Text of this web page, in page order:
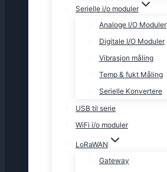
Serielle i/o moduler
Analoge I/O Moduler
Digitale I/O Moduler
Vibrasjon måling
Temp & fukt Måling
Serielle Konvertere
USB til serie
WiFi i/o moduler
LoRaWAN
Gateway